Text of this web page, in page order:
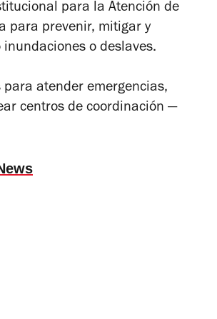
para la Atención de
para prevenir, mitigar y
o deslaves.
atender emergencias,
centros de coordinación —